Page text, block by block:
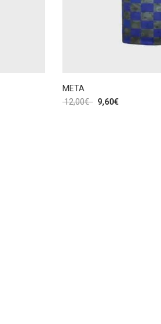
META
12,00€ 9,60€